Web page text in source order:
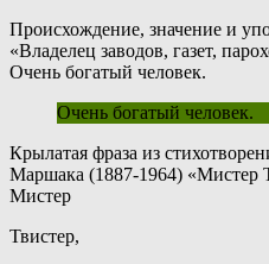
Происхождение, значение и
«Владелец заводов, газет,
Очень богатый человек.
Очень богатый человек.
Крылатая фраза из
Маршака (1887-1964) «Мистер
Мистер
Твистер,